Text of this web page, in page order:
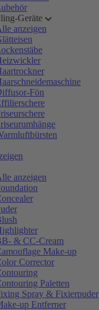
Geräte
anzeigen
Fön
anzeigen
& CC-Cream
Make-up
Corrector
Paletten
Spray & Fixierpuder
up Entferner